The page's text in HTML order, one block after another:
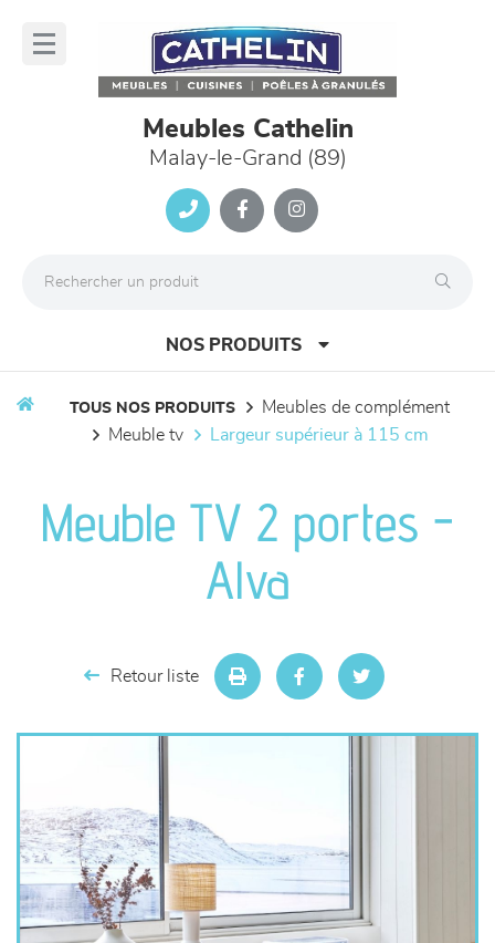
Meubles Cathelin
Malay-le-Grand (89)
NOS PRODUITS
séjours
meubles de complément
TOUS NOS PRODUITS
meubles de complément
meuble tv
largeur supérieur à 115 cm
Meuble TV 2 portes -
Alva
Retour liste